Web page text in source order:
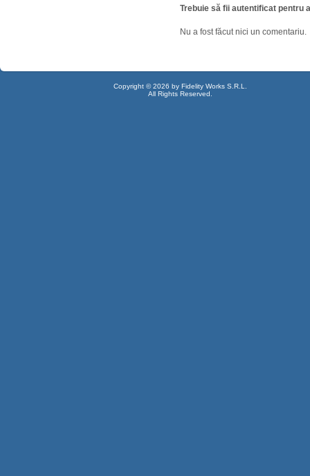
Trebuie să fii autentificat pentru
Nu a fost făcut nici un comentariu.
Copyright © 2026 by Fidelity Works S.R.L.
All Rights Reserved.